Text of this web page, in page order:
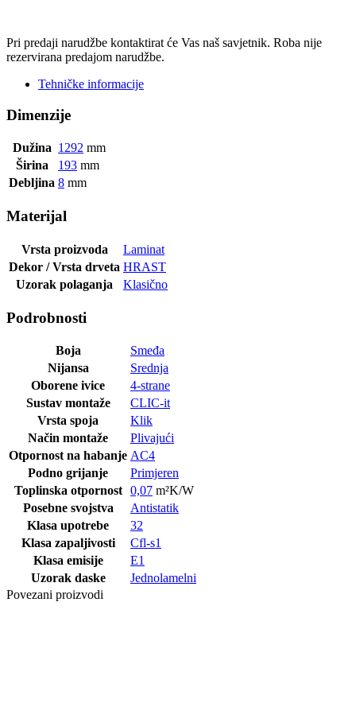
Pri predaji narudžbe kontaktirat će Vas naš savjetnik. Roba nije
rezervirana predajom narudžbe.
Tehničke informacije
Dimenzije
Dužina 1292 mm
Širina
193 mm
Debljina 8 mm
Materijal
Vrsta proizvoda
Laminat
Dekor / Vrsta drveta HRAST
Uzorak polaganja
Klasično
Podrobnosti
Boja
Smeđa
Nijansa
Srednja
Oborene ivice
4-strane
Sustav montaže
CLIC-it
Vrsta spoja
Klik
Način montaže
Plivajući
Otpornost na habanje AC4
Podno grijanje
Primjeren
Toplinska otpornost
0,07 m²K/W
Posebne svojstva
Antistatik
Klasa upotrebe
32
Klasa zapaljivosti
Cfl-s1
Klasa emisije
E1
Uzorak daske
Jednolamelni
Povezani proizvodi